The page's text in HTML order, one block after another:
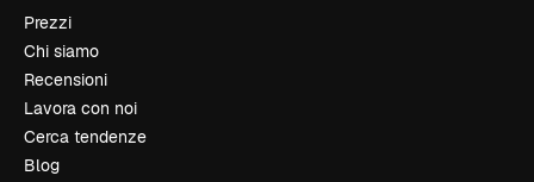
Prezzi
Chi siamo
Recensioni
Lavora con noi
Cerca tendenze
Blog